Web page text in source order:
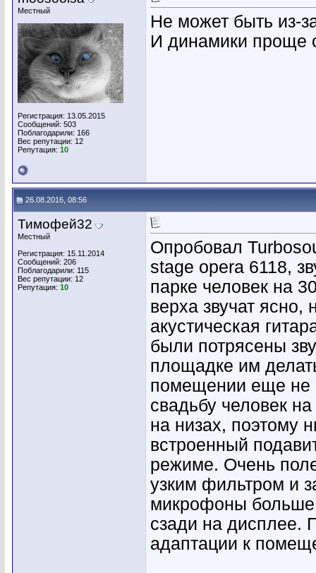
Местный
Регистрация: 13.05.2015
Сообщений: 503
Поблагодарили: 166
Вес репутации: 12
Репутация: 10
Не может быть из-
И динамики проще
26.08.2016, 08:56
Тимофей32
Местный
Регистрация: 15.11.2014
Сообщений: 206
Поблагодарили: 115
Вес репутации: 12
Репутация: 10
Опробовал
stage opera 6118,
парке человек на
верха звучат ясно,
акустическая
были потрясены
площадке им
помещении еще не
свадьбу человек
на низах, поэтому
встроенный
режиме. Очень
узким фильтром и
микрофоны больше
сзади на дисплее.
адаптации к